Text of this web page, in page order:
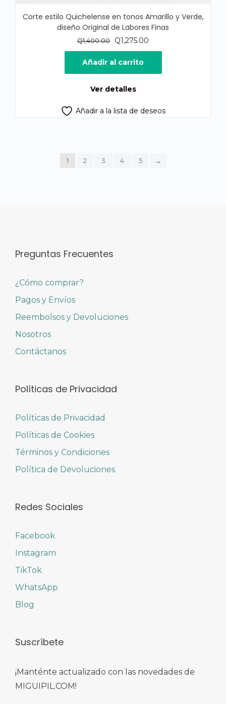
Corte estilo Quichelense en tonos Amarillo y Verde,
diseño Original de Labores Finas
Q1,400.00
El
precio
original
era:
Q1,275.00
precio
es:
Añadir al carrito
Ver detalles
Añadir a la lista de deseos
1 2 3 4 5 →
Preguntas Frecuentes
¿Cómo comprar?
Pagos y Envíos
Reembolsos y Devoluciones
Nosotros
Contáctanos
Políticas de Privacidad
Políticas de Privacidad
Políticas de Cookies
Términos y Condiciones
Política de Devoluciones
Redes Sociales
Facebook
Instagram
TikTok
WhatsApp
Blog
Suscríbete
¡Manténte actualizado con las novedades de
MIGUIPIL.COM!